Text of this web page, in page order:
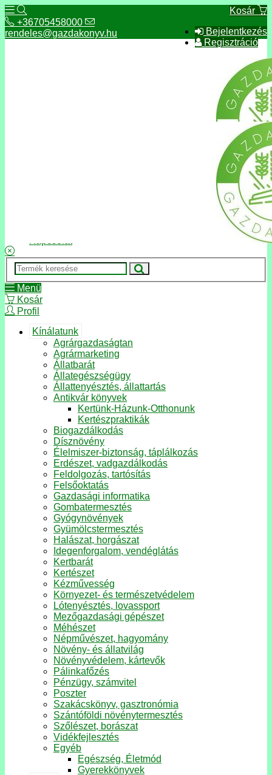
Kosár
Bejelentkezés
Regisztráció
+36705458000
rendeles@gazdakonyv.hu
Menü
Kosár
Profil
Kínálatunk
Agrárgazdaságtan
Agrármarketing
Állatbarát
Állategészségügy
Állattenyésztés, állattartás
Antikvár könyvek
Kertünk-Házunk-Otthonunk
Kertészpraktikák
Biogazdálkodás
Dísznövény
Élelmiszer-biztonság, táplálkozás
Erdészet, vadgazdálkodás
Feldolgozás, tartósítás
Felsőoktatás
Gazdasági informatika
Gombatermesztés
Gyógynövények
Gyümölcstermesztés
Halászat, horgászat
Idegenforgalom, vendéglátás
Kertbarát
Kertészet
Kézművesség
Környezet- és természetvédelem
Lótenyésztés, lovassport
Mezőgazdasági gépészet
Méhészet
Népművészet, hagyomány
Növény- és állatvilág
Növényvédelem, kártevők
Pálinkafőzés
Pénzügy, számvitel
Poszter
Szakácskönyv, gasztronómia
Szántóföldi növénytermesztés
Szőlészet, borászat
Vidékfejlesztés
Egyéb
Egészség, Életmód
Gyerekkönyvek